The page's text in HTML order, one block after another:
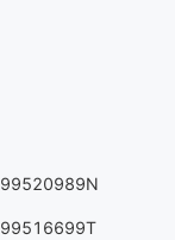
99520989N
99516699T